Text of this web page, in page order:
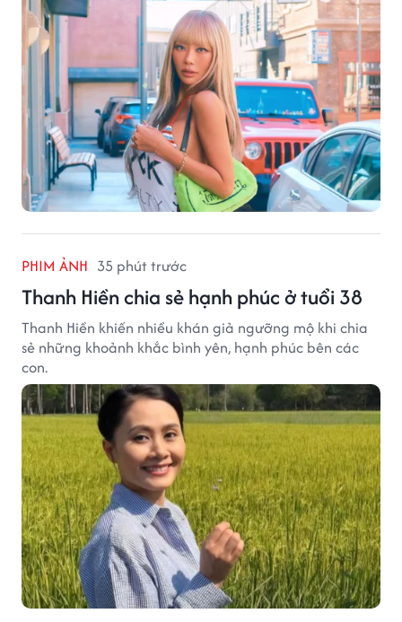
PHIM ẢNH 35 phút trước
Thanh Hiền chia sẻ hạnh phúc ở tuổi 38
Thanh Hiền khiến nhiều khán giả ngưỡng mộ khi chia
sẻ những khoảnh khắc bình yên, hạnh phúc bên các
con.